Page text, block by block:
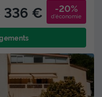
336 € -20%
d'économie